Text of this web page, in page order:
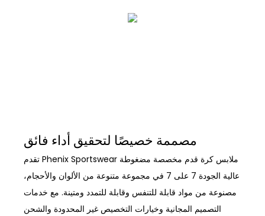
تقدم Phenix Sportswear ملابس كرة قدم مخصصة مضغوطة
عالية الجودة 7 على 7 في مجموعة متنوعة من الألوان والأحجام،
مصنوعة من مواد قابلة للتنفس وقابلة للتمدد ومتينة. مع خدمات
التصميم المجانية وخيارات التخصيص غير المحدودة والشحن